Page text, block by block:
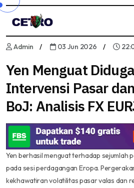
Admin 03 Jun 2026
Yen Menguat
Intervensi Pasar
BoJ: Analisis FX
Yen berhasil menguat terhadap sejumlah
pada sesi perdagangan Eropa.
kekhawatiran volatilitas pasar valas dan